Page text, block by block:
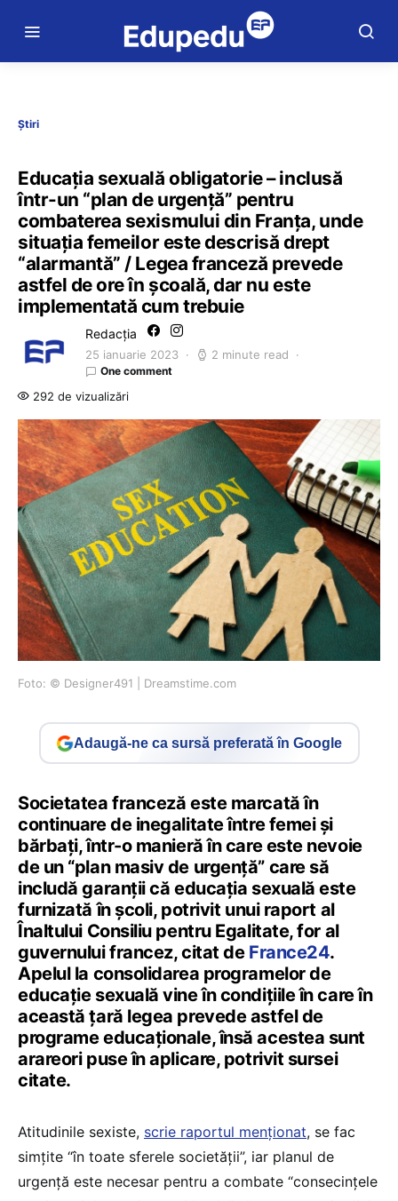
Știri
Educația sexuală obligatorie – inclusă
într-un “plan de urgență” pentru
combaterea sexismului din Franța, unde
situația femeilor este descrisă drept
“alarmantă” / Legea franceză prevede
astfel de ore în școală, dar nu este
implementată cum trebuie
Redacția
25 ianuarie 2023 2 minute read
One comment
292 de vizualizări
Foto: © Designer491 | Dreamstime.com
Adaugă-ne ca sursă preferată în Google
Societatea franceză este marcată în
continuare de inegalitate între femei și
bărbați, într-o manieră în care este nevoie
de un “plan masiv de urgență” care să
includă garanții că educația sexuală este
furnizată în școli, potrivit unui raport al
Înaltului Consiliu pentru Egalitate, for al
guvernului francez, citat de France24.
Apelul la consolidarea programelor de
educație sexuală vine în condițiile în care în
această țară legea prevede astfel de
programe educaționale, însă acestea sunt
arareori puse în aplicare, potrivit sursei
citate.
Atitudinile sexiste, scrie raportul menționat, se fac
simțite “în toate sferele societății”, iar planul de
urgență este necesar pentru a combate “consecințele